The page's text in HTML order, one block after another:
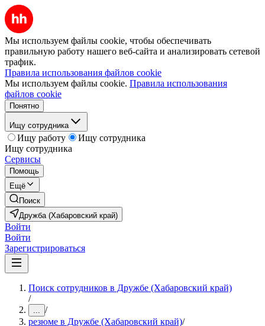
Мы используем файлы cookie, чтобы обеспечивать
правильную работу нашего веб-сайта и анализировать сетевой
трафик.
Правила использования файлов cookie
Мы используем файлы cookie. Правила использования
файлов cookie
Понятно
Ищу сотрудника
Ищу работу
Ищу сотрудника
Ищу сотрудника
Сервисы
Помощь
Ещё
Поиск
Дружба (Хабаровский край)
Войти
Войти
Зарегистрироваться
Поиск сотрудников в Дружбе (Хабаровский край)
/
... /
резюме в Дружбе (Хабаровский край)/